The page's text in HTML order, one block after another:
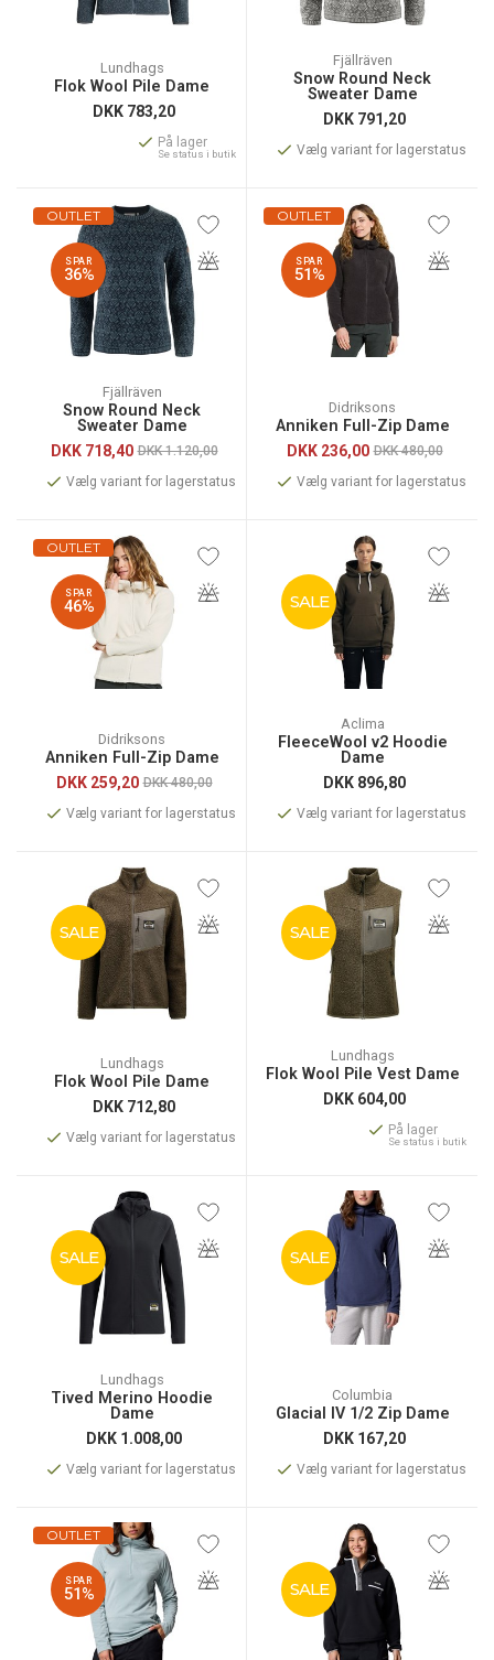
Lundhags
Flok Wool Pile Dame
DKK 783,20
På lager
Se status i butik
Fjällräven
Snow Round Neck
Sweater Dame
DKK 791,20
Vælg variant for lagerstatus
OUTLET
SPAR
36%
Fjällräven
Snow Round Neck
Sweater Dame
DKK718,40 DKK 1.120,00
Vælg variant for lagerstatus
OUTLET
SPAR
51%
Didriksons
Anniken Full-Zip Dame
DKK236,00 DKK 480,00
Vælg variant for lagerstatus
OUTLET
SPAR
46%
Didriksons
Anniken Full-Zip Dame
DKK259,20 DKK 480,00
Vælg variant for lagerstatus
SALE
Aclima
FleeceWool v2 Hoodie
Dame
DKK 896,80
Vælg variant for lagerstatus
SALE
Lundhags
Flok Wool Pile Dame
DKK 712,80
Vælg variant for lagerstatus
SALE
Lundhags
Flok Wool Pile Vest Dame
DKK 604,00
På lager
Se status i butik
SALE
Lundhags
Tived Merino Hoodie
Dame
DKK 1.008,00
Vælg variant for lagerstatus
SALE
Columbia
Glacial IV 1/2 Zip Dame
DKK 167,20
Vælg variant for lagerstatus
OUTLET
SPAR
51% SALE